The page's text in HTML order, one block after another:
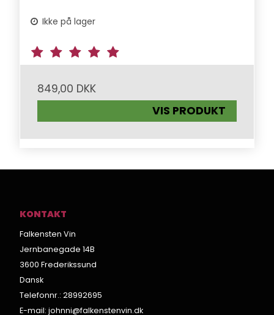
Ikke på lager
849,00 DKK
VIS PRODUKT
KONTAKT
Falkensten Vin
Jernbanegade 14B
3600 Frederikssund
Dansk
Telefonnr.: 28992695
E-mail: johnni@falkenstenvin.dk